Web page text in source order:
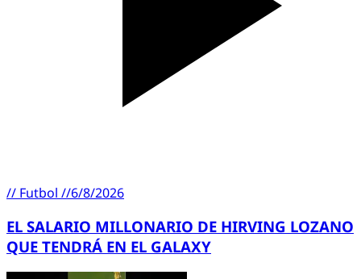
// Futbol //6/8/2026
EL SALARIO MILLONARIO DE HIRVING LOZANO
QUE TENDRÁ EN EL GALAXY